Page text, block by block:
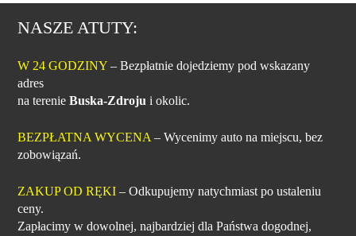
NASZE ATUTY:
W 24 GODZINY – Bezpłatnie dojedziemy pod wskazany
adres
na terenieBuska-Zdroju i okolic.
BEZPŁATNA WYCENA – Wycenimy auto na miejscu, bez
zobowiązań.
ZAKUP OD RĘKI – Odkupujemy natychmiast po ustaleniu
ceny.
Zapłacimy w dowolnej, najbardziej dla Państwa dogodnej,